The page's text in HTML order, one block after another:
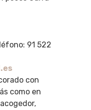
91 522
con
como en